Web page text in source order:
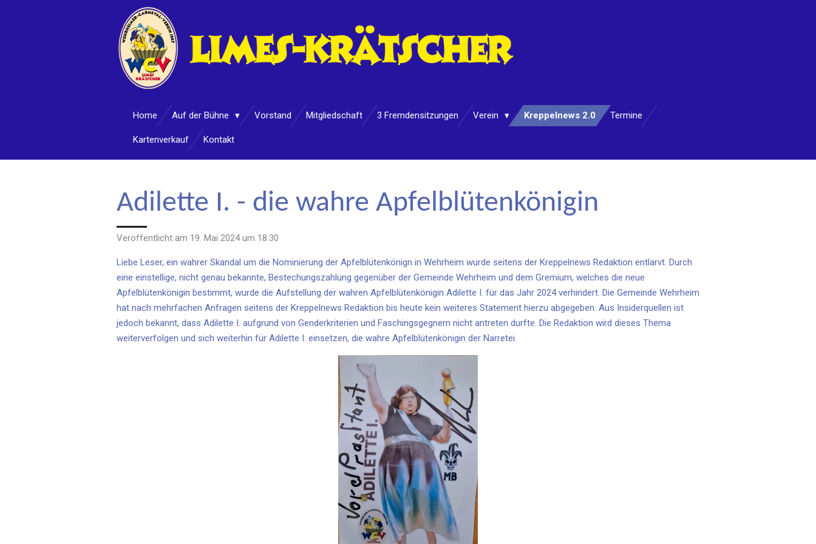
Home Auf der Bühne Vorstand Mitgliedschaft 3 Fremdensitzungen Verein Kreppelnews 2.0 Termine
Kartenverkauf Kontakt
Adilette I. - die wahre Apfelblütenkönigin
Veröffentlicht am 19. Mai 2024 um 18:30
Liebe Leser, ein wahrer Skandal um die Nominierung der Apfelblütenkönign in Wehrheim wurde seitens der Kreppelnews Redaktion entlarvt. Durch
eine einstellige, nicht genau bekannte, Bestechungszahlung gegenüber der Gemeinde Wehrheim und dem Gremium, welches die neue
Apfelblütenkönigin bestimmt, wurde die Aufstellung der wahren Apfelblütenkönigin Adilette I. für das Jahr 2024 verhindert. Die Gemeinde Wehrheim
hat nach mehrfachen Anfragen seitens der Kreppelnews Redaktion bis heute kein weiteres Statement hierzu abgegeben. Aus Insiderquellen ist
jedoch bekannt, dass Adilette I. aufgrund von Genderkriterien und Faschingsgegnern nicht antreten durfte. Die Redaktion wird dieses Thema
weiterverfolgen und sich weiterhin für Adilette I. einsetzen, die wahre Apfelblütenkönigin der Narretei.